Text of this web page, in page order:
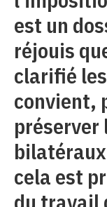
est un
réjouis
clarifié
convient,
préserver
bilatéraux
cela est